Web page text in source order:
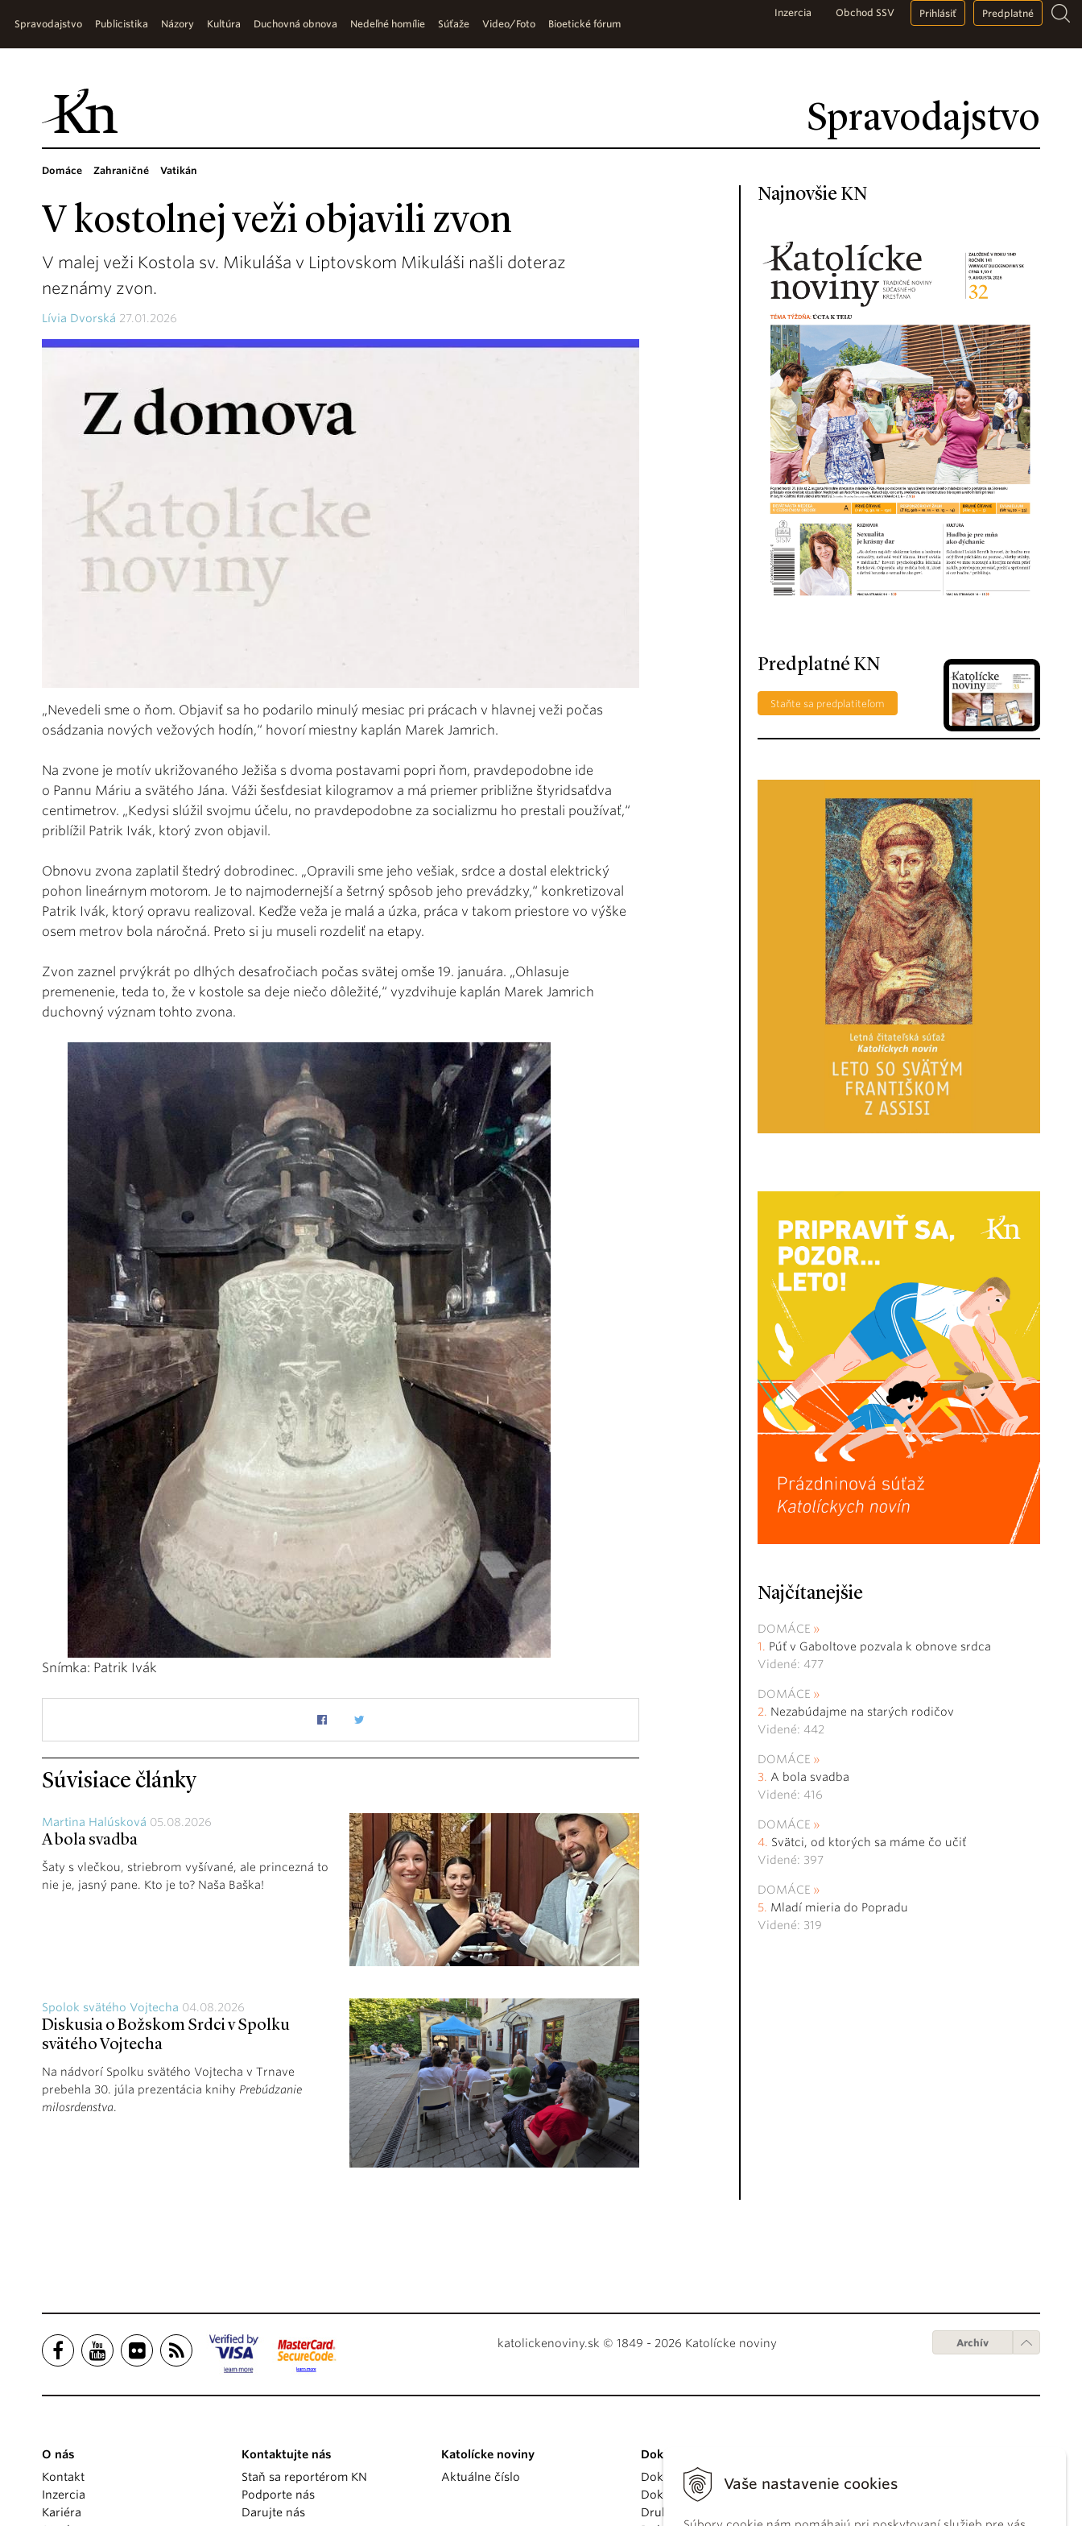
Vaše nastavenie cookies
Spravodajstvo
Spravodajstvo Publicistika Názory Kultúra Duchovná obnova Nedeľné homílie Súťaže Video/Foto Bioetické fórum
Inzercia Obchod SSV Prihlásiť Predplatné
Domáce Zahraničné Vatikán
V kostolnej veži objavili zvon
V malej veži Kostola sv. Mikuláša v Liptovskom Mikuláši našli doteraz
neznámy zvon.
Lívia Dvorská 27.01.2026
„Nevedeli sme o ňom. Objaviť sa ho podarilo minulý mesiac pri prácach v hlavnej veži počas
osádzania nových vežových hodín,“ hovorí miestny kaplán Marek Jamrich.
Na zvone je motív ukrižovaného Ježiša s dvoma postavami popri ňom, pravdepodobne ide
o Pannu Máriu a svätého Jána. Váži šesťdesiat kilogramov a má priemer približne štyridsaťdva
centimetrov. „Kedysi slúžil svojmu účelu, no pravdepodobne za socializmu ho prestali používať,“
priblížil Patrik Ivák, ktorý zvon objavil.
Obnovu zvona zaplatil štedrý dobrodinec. „Opravili sme jeho vešiak, srdce a dostal elektrický
pohon lineárnym motorom. Je to najmodernejší a šetrný spôsob jeho prevádzky,“ konkretizoval
Patrik Ivák, ktorý opravu realizoval. Keďže veža je malá a úzka, práca v takom priestore vo výške
osem metrov bola náročná. Preto si ju museli rozdeliť na etapy.
Zvon zaznel prvýkrát po dlhých desaťročiach počas svätej omše 19. januára. „Ohlasuje
premenenie, teda to, že v kostole sa deje niečo dôležité,“ vyzdvihuje kaplán Marek Jamrich
duchovný význam tohto zvona.
Snímka: Patrik Ivák
Súvisiace články
Martina Halúsková 05.08.2026
A bola svadba
Šaty s vlečkou, striebrom vyšívané, ale princezná to
nie je, jasný pane. Kto je to? Naša Baška!
Spolok svätého Vojtecha 04.08.2026
Diskusia o Božskom Srdci v Spolku
svätého Vojtecha
Na nádvorí Spolku svätého Vojtecha v Trnave
prebehla 30. júla prezentácia knihy Prebúdzanie
milosrdenstva.
Najnovšie KN
Predplatné KN
Staňte sa predplatiteľom
Najčítanejšie
DOMÁCE
Púť v Gaboltove pozvala k obnove srdca
Videné: 477
DOMÁCE
Nezabúdajme na starých rodičov
Videné: 442
DOMÁCE
A bola svadba
Videné: 416
DOMÁCE
Svätci, od ktorých sa máme čo učiť
Videné: 397
DOMÁCE
Mladí mieria do Popradu
Videné: 319
katolickenoviny.sk © 1849 - 2026 Katolícke noviny Archív
O nás
Kontakt
Inzercia
Kariéra
Kontaktujte nás
Staň sa reportérom KN
Podporte nás
Darujte nás
Katolícke noviny
Aktuálne číslo
Dokumenty
Dokumenty pápežov
Dokumenty vatikánskych úradov
Druhý vatikánsky koncil
Digitálne vydanie